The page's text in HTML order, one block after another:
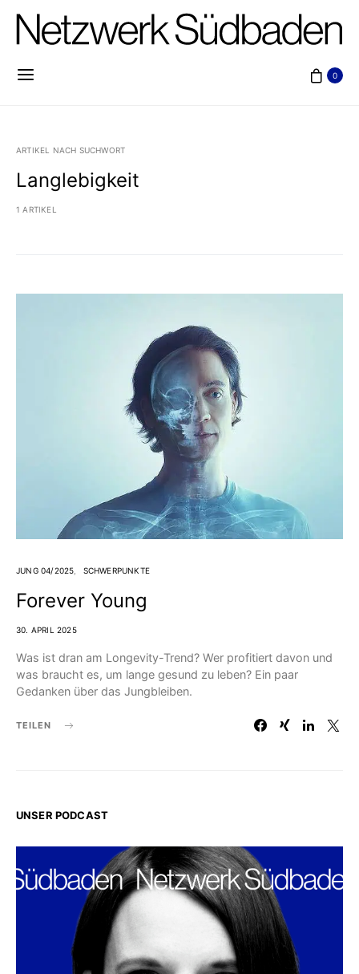
0
ARTIKEL NACH SUCHWORT
Langlebigkeit
1 ARTIKEL
JUNG 04/2025 SCHWERPUNKTE
Forever Young
30. APRIL 2025
Was ist dran am Longevity-Trend? Wer profitiert davon und
was braucht es, um lange gesund zu leben? Ein paar
Gedanken über das Jungbleiben.
TEILEN
UNSER PODCAST